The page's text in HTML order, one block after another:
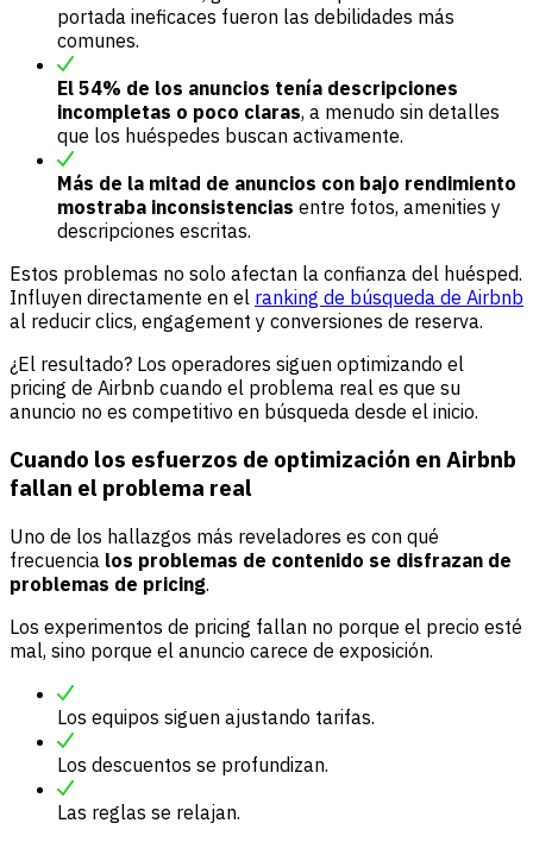
portada ineficaces fueron las debilidades más
comunes.
El 54% de los anuncios tenía descripciones
incompletas o poco claras, a menudo sin detalles
que los huéspedes buscan activamente.
Más de la mitad de anuncios con bajo rendimiento
mostraba inconsistencias entre fotos, amenities y
descripciones escritas.
Estos problemas no solo afectan la confianza del huésped.
Influyen directamente en el ranking de búsqueda de Airbnb
al reducir clics, engagement y conversiones de reserva.
¿El resultado? Los operadores siguen optimizando el
pricing de Airbnb cuando el problema real es que su
anuncio no es competitivo en búsqueda desde el inicio.
Cuando los esfuerzos de optimización en Airbnb
fallan el problema real
Uno de los hallazgos más reveladores es con qué
frecuencia los problemas de contenido se disfrazan de
problemas de pricing.
Los experimentos de pricing fallan no porque el precio esté
mal, sino porque el anuncio carece de exposición.
Los equipos siguen ajustando tarifas.
Los descuentos se profundizan.
Las reglas se relajan.